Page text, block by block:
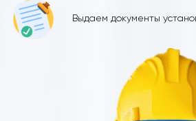
Выдаем документы